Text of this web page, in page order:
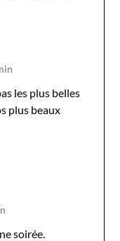
les plus belles
plus beaux
soirée.